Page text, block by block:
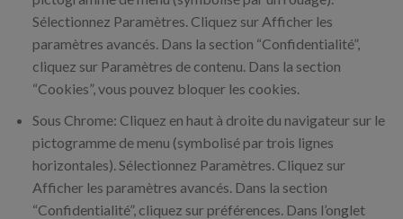
Sélectionnez Paramètres. Cliquez sur Afficher les
paramètres avancés. Dans la section “Confidentialité”,
cliquez sur Paramètres de contenu. Dans la section
“Cookies”, vous pouvez bloquer les cookies.
Sous Chrome: Cliquez en haut à droite du navigateur sur le
pictogramme de menu (symbolisé par trois lignes
horizontales). Sélectionnez Paramètres. Cliquez sur
Afficher les paramètres avancés. Dans la section
“Confidentialité”, cliquez sur préférences. Dans l’onglet